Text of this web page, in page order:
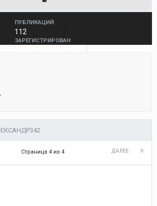
ПУБЛИКАЦИЙ
112
ЗАРЕГИСТРИРОВАН
ДАЛЕЕ
Страница 4 из 4